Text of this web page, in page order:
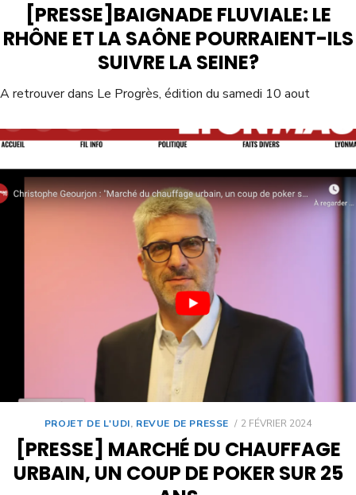
[PRESSE]BAIGNADE FLUVIALE: LE
RHÔNE ET LA SAÔNE POURRAIENT-ILS
SUIVRE LA SEINE?
A retrouver dans Le Progrès, édition du samedi 10 aout
PROJET DE L'UDI, REVUE DE PRESSE 2 FÉVRIER 2024
[PRESSE] MARCHÉ DU CHAUFFAGE
URBAIN, UN COUP DE POKER SUR 25